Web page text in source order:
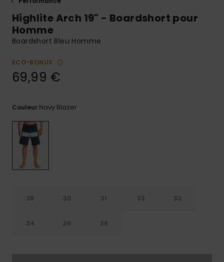
Démarrer
fréquentes
Highlite Arch 19" - Boardshort pour
Homme
Boardshort Bleu Homme
ECO-BONUS
69,99 €
Couleur Navy Blazer
28 30 31 32 33
34 36 38